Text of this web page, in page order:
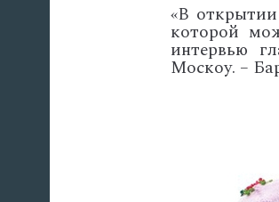
«В
которой
интервью
Москоу. –